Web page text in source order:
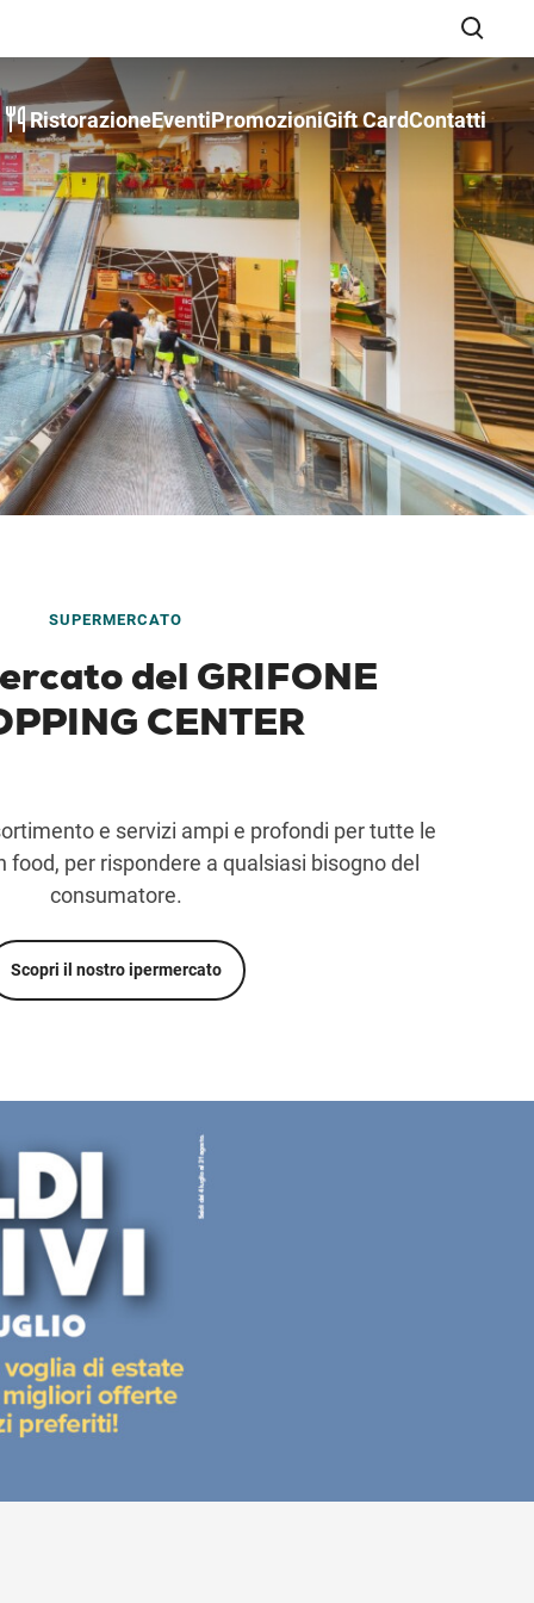
RistorazioneEventiPromozioniGift CardContatti
closeSearch
SUPERMERCATO
del GRIFONE
CENTER
e servizi ampi e profondi per tutte le
food, per rispondere a qualsiasi bisogno del
consumatore.
Scopri il nostro ipermercato